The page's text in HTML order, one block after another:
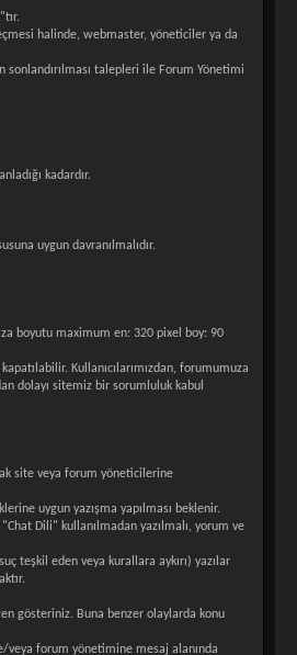
halinde, webmaster, yöneticiler ya da
talepleri ile Forum Yönetimi
kadardır.
uygun davranılmalıdır.
boyutu maximum en: 320 pixel boy: 90
Kullanıcılarımızdan, forumumuza
dolayı sitemiz bir sorumluluk kabul
site veya forum yöneticilerine
uygun yazışma yapılması beklenir.
Dili" kullanılmadan yazılmalı, yorum ve
teşkil eden veya kurallara aykırı) yazılar
gösteriniz. Buna benzer olaylarda konu
veya forum yönetimine mesaj alanında